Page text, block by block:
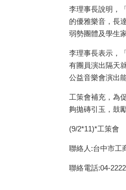
李理事長說明，
的優雅樂音，長
弱勢團體及學生
李理事長表示，
有團員演出隔天
公益音樂會演出
工策會補充，為
夠拋磚引玉，鼓
(9/2*11)*工策會
聯絡人:台中市工
聯絡電話:04-